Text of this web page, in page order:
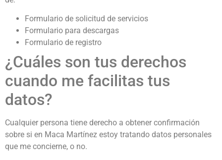
Formulario de solicitud de servicios
Formulario para descargas
Formulario de registro
¿Cuáles son tus derechos
cuando me facilitas tus
datos?
Cualquier persona tiene derecho a obtener confirmación
sobre si en Maca Martínez estoy tratando datos personales
que me concierne, o no.